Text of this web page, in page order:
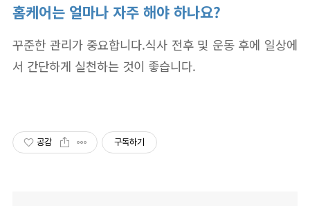
홈케어는 얼마나 자주 해야 하나요?
꾸준한 관리가 중요합니다.식사 전후 및 운동 후에 일상에
서 간단하게 실천하는 것이 좋습니다.
공감 구독하기